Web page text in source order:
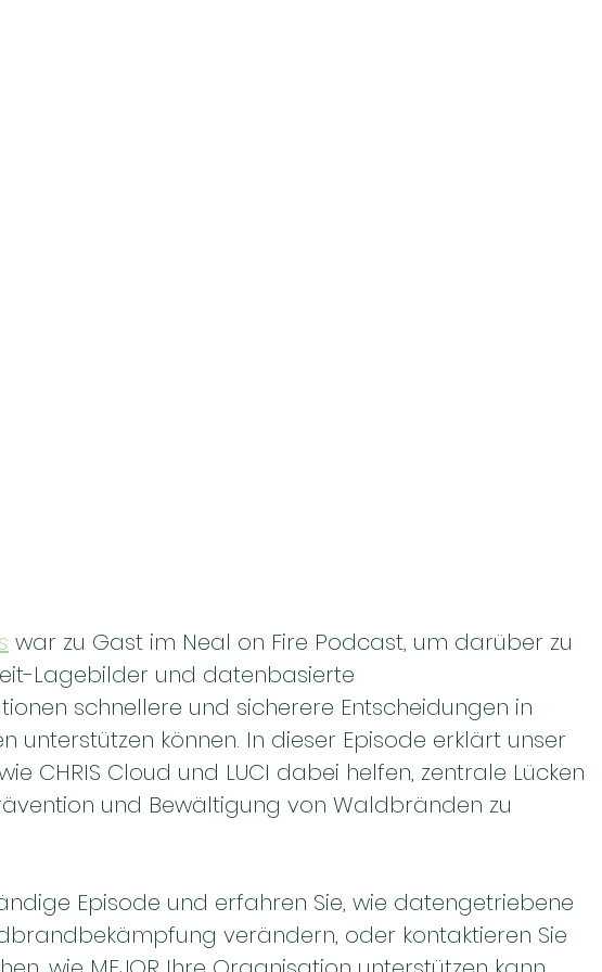
war zu Gast im Neal on Fire Podcast, um darüber zu
Lagebilder und datenbasierte
schnellere und sicherere Entscheidungen in
unterstützen können. In dieser Episode erklärt unser
CHRIS Cloud und LUCI dabei helfen, zentrale Lücken
und Bewältigung von Waldbränden zu
Episode und erfahren Sie, wie datengetriebene
verändern, oder kontaktieren Sie